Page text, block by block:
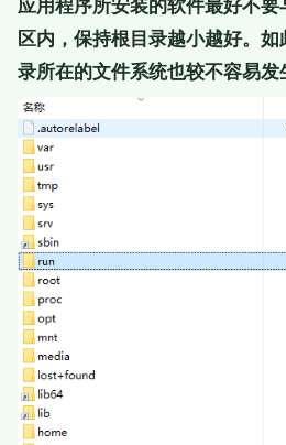
应用程序所安装的软件最好不
区内，保持根目录越小越好。
录所在的文件系统也较不容易发